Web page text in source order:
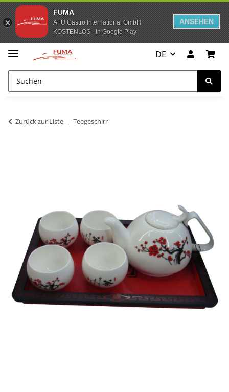
FUMA
AFU Gastro International GmbH
KOSTENLOS - In Google Play
ANSEHEN
DE
Zurück zur Liste Teegeschirr